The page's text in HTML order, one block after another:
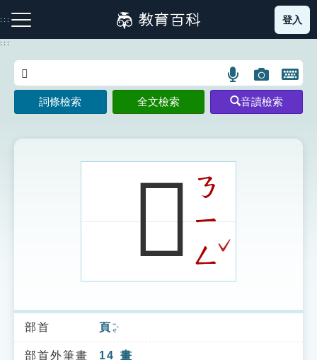
到
主
:::
注音索引圖示 筆畫索引圖示 部首索引表圖示
索引選單
知識索引
登入
:::
語
言
搜
示
圖
片
搜
開
鍵
圖
詞條檢索 全文檢索 音讀檢索
𩕳ㄋ
ㄧ
ㄥ
ˇ
部首 頁 ㄧㄝˋ
部首外筆畫 14 畫